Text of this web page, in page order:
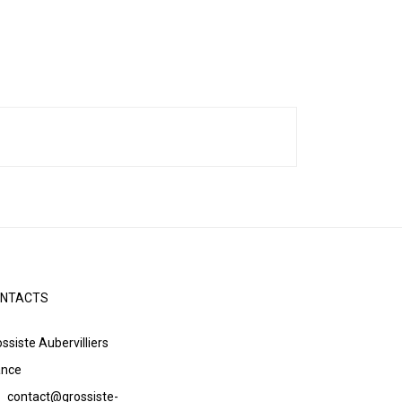
Aubervilliers
contact@grossiste-